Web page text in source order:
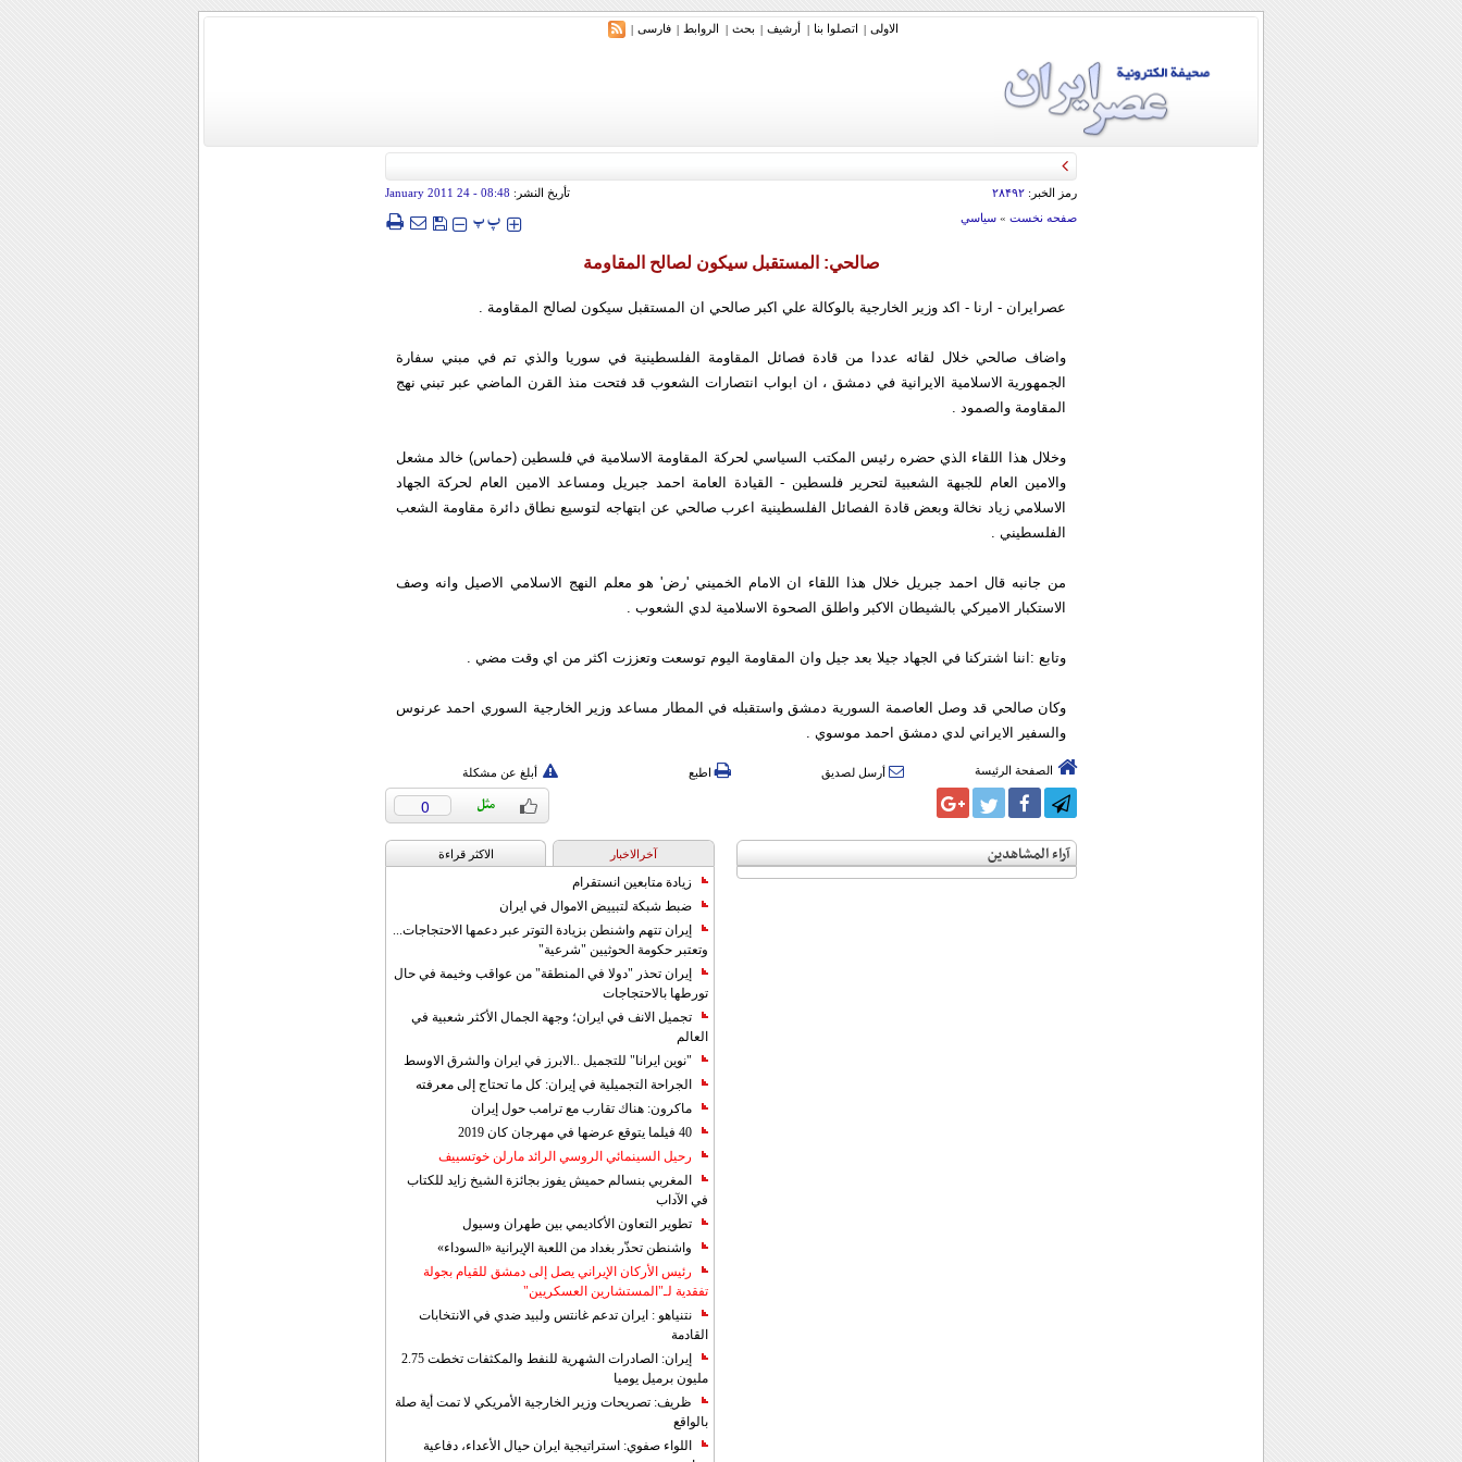
الاولی | اتصلوا بنا | أرشیف | بحث | الروابط | فارسی |
رمز الخبر: ۲۸۴۹۲ تأريخ النشر: 08:48
- 24 January 2011
صفحه نخست» سياسي ‍‍‍ پپ
صالحي: المستقبل سيكون لصالح المقاومة
عصرايران - ارنا - اكد وزير الخارجية بالوكالة علي اكبر صالحي ان المستقبل سيكون لصالح المقاومة .
واضاف صالحي خلال لقائه عددا من قادة فصائل المقاومة الفلسطينية في سوريا والذي تم في مبني سفارة
الجمهورية الاسلامية الايرانية في دمشق ، ان ابواب انتصارات الشعوب قد فتحت منذ القرن الماضي عبر تبني نهج
المقاومة والصمود .
وخلال هذا اللقاء الذي حضره رئيس المكتب السياسي لحركة المقاومة الاسلامية في فلسطين (حماس) خالد مشعل
والامين العام للجبهة الشعبية لتحرير فلسطين - القيادة العامة احمد جبريل ومساعد الامين العام لحركة الجهاد
الاسلامي زياد نخالة وبعض قادة الفصائل الفلسطينية اعرب صالحي عن ابتهاجه لتوسيع نطاق دائرة مقاومة الشعب
الفلسطيني .
من جانبه قال احمد جبريل خلال هذا اللقاء ان الامام الخميني 'رض' هو معلم النهج الاسلامي الاصيل وانه وصف
الاستكبار الاميركي بالشيطان الاكبر واطلق الصحوة الاسلامية لدي الشعوب .
وتابع :اننا اشتركنا في الجهاد جيلا بعد جيل وان المقاومة اليوم توسعت وتعززت اكثر من اي وقت مضي .
وكان صالحي قد وصل العاصمة السورية دمشق واستقبله في المطار مساعد وزير الخارجية السوري احمد عرنوس
والسفير الايراني لدي دمشق احمد موسوي .
الصفحة الرئيسة أرسل لصديق اطبع أبلغ عن مشكلة
0
آراء المشاهدين آخرالاخبار الاکثر قراءة
زيادة متابعين انستقرام
ضبط شبكة لتبييض الاموال في ايران
إيران تتهم واشنطن بزيادة التوتر عبر دعمها الاحتجاجات...
وتعتبر حكومة الحوثيين "شرعية"
إيران تحذر "دولا في المنطقة" من عواقب وخيمة في حال
تورطها بالاحتجاجات
تجميل الانف في ايران؛ وجهة الجمال الأكثر شعبية في
العالم
"نوين ايرانا" للتجميل ..الابرز في ايران والشرق الاوسط
الجراحة التجميلية في إيران: كل ما تحتاج إلى معرفته
ماكرون: هناك تقارب مع ترامب حول إيران
40 فيلما يتوقع عرضها في مهرجان كان 2019
رحيل السينمائي الروسي الرائد مارلن خوتسييف
المغربي بنسالم حميش يفوز بجائزة الشيخ زايد للكتاب
في الآداب
تطوير التعاون الأكاديمي بين طهران وسيول
واشنطن تحذّر بغداد من اللعبة الإيرانية «السوداء»
رئيس الأركان الإيراني يصل إلى دمشق للقيام بجولة
تفقدية لـ"المستشارين العسكريين"
نتنياهو : ايران تدعم غانتس ولبيد ضدي في الانتخابات
القادمة
إيران: الصادرات الشهریة للنفط والمكثفات تخطت 2.75
مليون برميل يوميا
ظريف: تصريحات وزير الخارجية الأمريكي لا تمت أية صلة
بالواقع
اللواء صفوي: استراتيجية ايران حيال الأعداء، دفاعية